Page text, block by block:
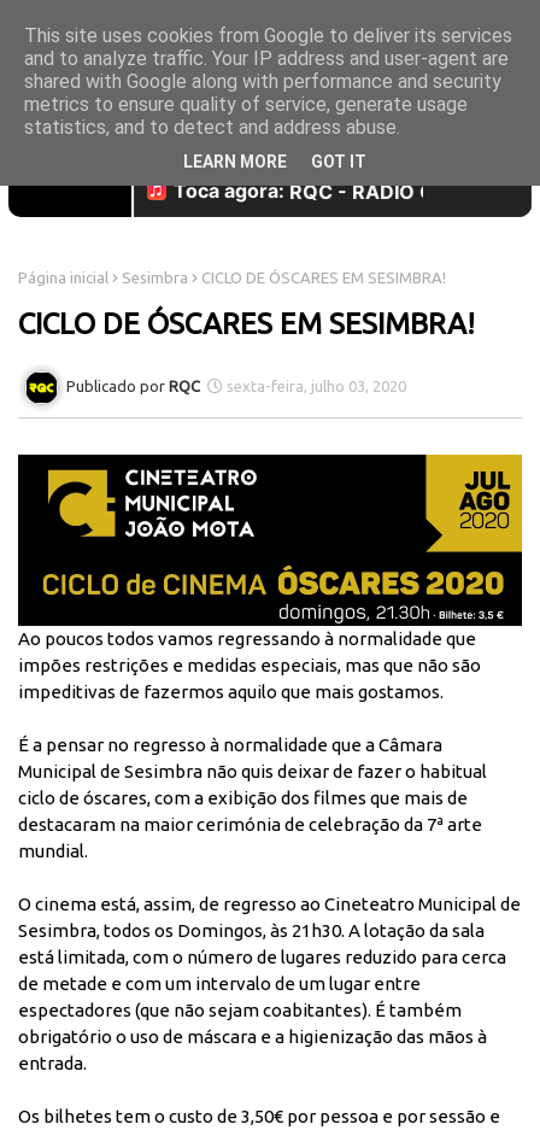
Página inicial Sesimbra CICLO DE ÓSCARES EM SESIMBRA!
CICLO DE ÓSCARES EM SESIMBRA!
RQC sexta-feira, julho 03, 2020
Ao poucos todos vamos regressando à normalidade que
impões restrições e medidas especiais, mas que não são
impeditivas de fazermos aquilo que mais gostamos.
É a pensar no regresso à normalidade que a Câmara
Municipal de Sesimbra não quis deixar de fazer o habitual
ciclo de óscares, com a exibição dos filmes que mais de
destacaram na maior cerimónia de celebração da 7ª arte
mundial.
O cinema está, assim, de regresso ao Cineteatro Municipal de
Sesimbra, todos os Domingos, às 21h30. A lotação da sala
está limitada, com o número de lugares reduzido para cerca
de metade e com um intervalo de um lugar entre
espectadores (que não sejam coabitantes). É também
obrigatório o uso de máscara e a higienização das mãos à
entrada.
Os bilhetes tem o custo de 3,50€ por pessoa e por sessão e
This site uses cookies from Google to deliver its services
and to analyze traffic. Your IP address and user-agent are
shared with Google along with performance and security
metrics to ensure quality of service, generate usage
statistics, and to detect and address abuse.
LEARN MORE GOT IT